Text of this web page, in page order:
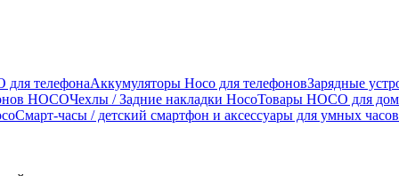
для телефонаАккумуляторы Hoco для телефоновЗарядные
HOCOЧехлы / Задние накладки HocoТовары HOCO для
Смарт-часы / детский смартфон и аксессуары для умных часов